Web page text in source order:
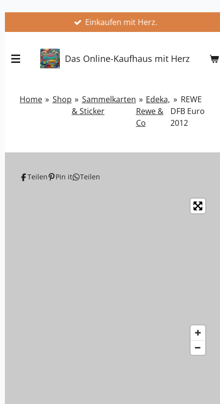
springen
Einkaufen mit Herz.
Das Online-Kaufhaus mit Herz
Home » Shop » Sammelkarten
& Sticker
» Edeka,
Rewe &
Co
» REWE
DFB Euro
2012
Teilen Pin it Teilen